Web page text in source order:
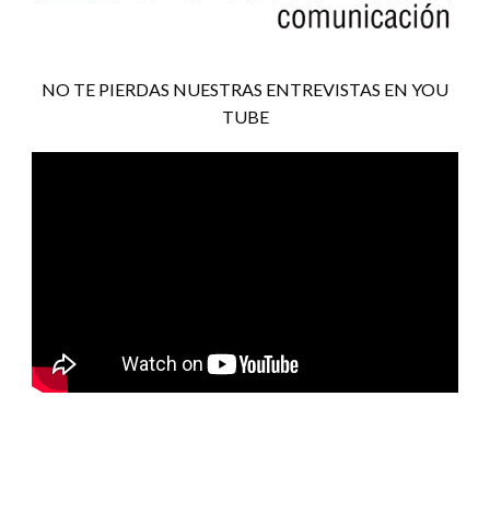
NO TE PIERDAS NUESTRAS ENTREVISTAS EN YOU
TUBE